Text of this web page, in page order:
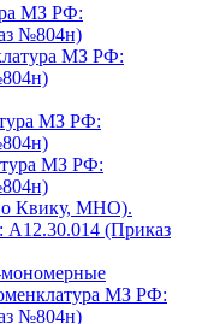
МЗ РФ:
№804н)
МЗ РФ:
МЗ РФ:
МЗ РФ:
Квику, МНО).
(Приказ
МЗ РФ:
№804н)